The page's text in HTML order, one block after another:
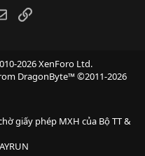
EmailLink
2026 XenForo Ltd.
DragonByte™©2011-2026
giấy phép MXH của Bộ TT &